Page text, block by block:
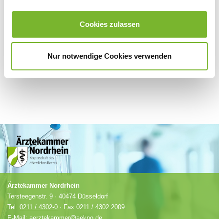
Cookies zulassen
Nur notwendige Cookies verwenden
Für weitere Informationen wenden Sie sich bitte direkt an den jeweiligen
Ärztekammer Nordrhein
Tersteegenstr. 9 · 40474 Düsseldorf
Tel. 0211 / 4302-0 · Fax 0211 / 4302 2009